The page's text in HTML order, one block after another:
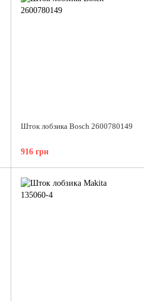
Шток лобзика Bosch 2600780149
916 грн